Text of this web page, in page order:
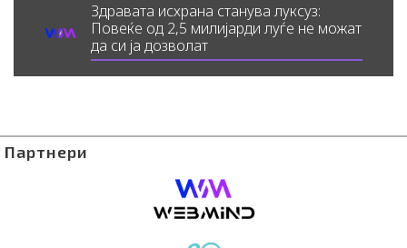
Здравата исхрана станува луксуз:
Повеќе од 2,5 милијарди луѓе не можат
да си ја дозволат
Партнери